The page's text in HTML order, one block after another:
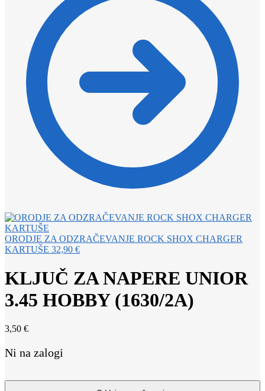
ORODJE ZA ODZRAČEVANJE ROCK SHOX CHARGER
KARTUŠE 32,90 €
KLJUČ ZA NAPERE UNIOR
3.45 HOBBY (1630/2A)
3,50 €
Ni na zalogi